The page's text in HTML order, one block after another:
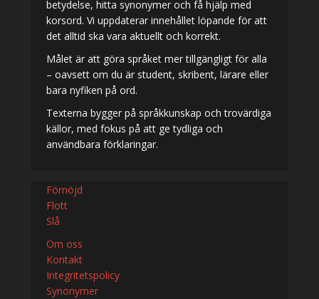
betydelse, hitta synonymer och få hjälp med
korsord. Vi uppdaterar innehållet löpande för att
det alltid ska vara aktuellt och korrekt.
Målet är att göra språket mer tillgängligt för alla
– oavsett om du är student, skribent, lärare eller
bara nyfiken på ord.
Texterna bygger på språkkunskap och trovärdiga
källor, med fokus på att ge tydliga och
användbara förklaringar.
Förnöjd
Flott
Slå
Om oss
Kontakt
Integritetspolicy
Synonymer